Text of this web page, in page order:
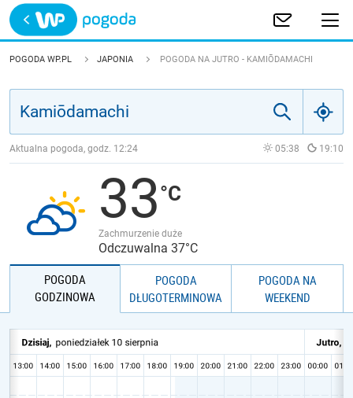
Trwa ładowanie
POLSKA
JAKOŚĆ POWIETRZA
POGODA WP.PL JAPONIA POGODA NA JUTRO - KAMIŌDAMACHI
Aktualna pogoda, godz. 12:24 05:38 19:10
33
Zachmurzenie duże
Odczuwalna 37°C
POGODA
GODZINOWA
POGODA
DŁUGOTERMINOWA
POGODA NA
WEEKEND